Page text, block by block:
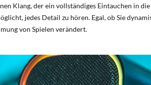
Klang, der ein vollständiges Eintauchen in
jedes Detail zu hören. Egal, ob Sie
von Spielen verändert.